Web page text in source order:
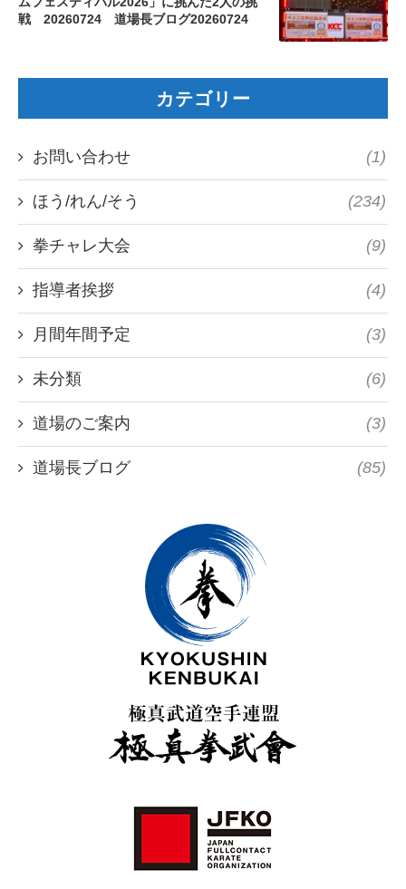
戦 20260724 道場長ブログ20260724
カテゴリー
お問い合わせ (1)
ほう/れん/そう (234)
拳チャレ大会 (9)
指導者挨拶 (4)
月間年間予定 (3)
未分類 (6)
道場のご案内 (3)
道場長ブログ (85)